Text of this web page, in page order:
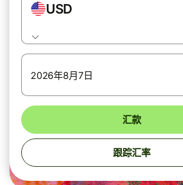
USD
2026年8月7日
汇款
跟踪汇率